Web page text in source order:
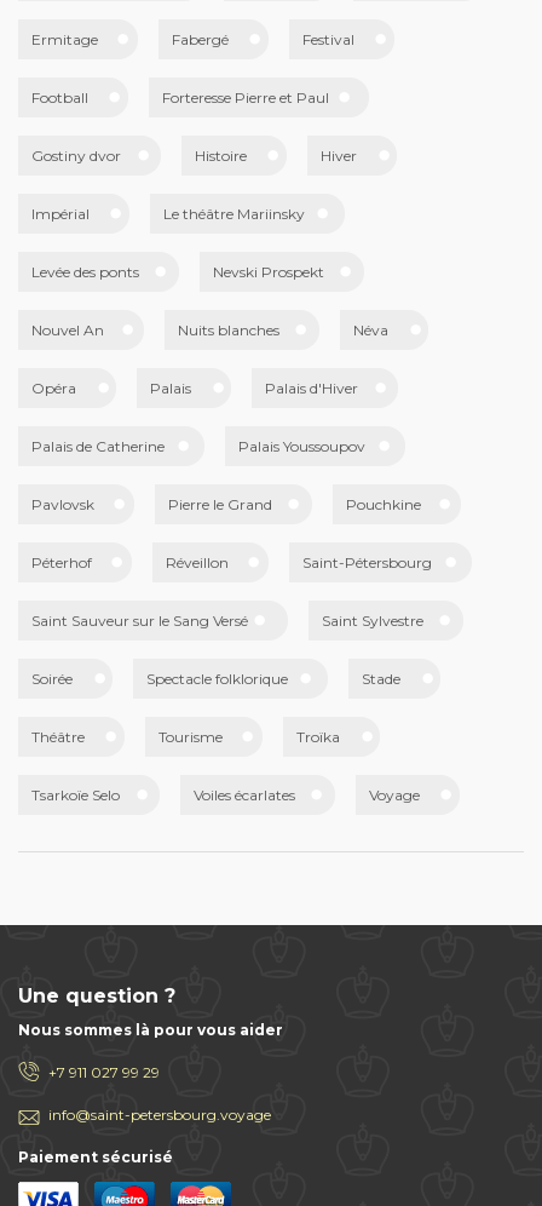
Ermitage Fabergé Festival
Football Forteresse Pierre et Paul
Gostiny dvor Histoire Hiver
Impérial Le théâtre Mariinsky
Levée des ponts Nevski Prospekt
Nouvel An Nuits blanches Néva
Opéra Palais Palais d'Hiver
Palais de Catherine Palais Youssoupov
Pavlovsk Pierre le Grand Pouchkine
Péterhof Réveillon Saint-Pétersbourg
Saint Sauveur sur le Sang Versé Saint Sylvestre
Soirée Spectacle folklorique Stade
Théâtre Tourisme Troïka
Tsarkoïe Selo Voiles écarlates Voyage
Une question ?
Nous sommes là pour vous aider
+7 911 027 99 29
info@saint-petersbourg.voyage
Paiement sécurisé